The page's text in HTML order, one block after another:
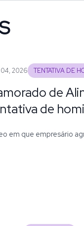
2026 TENTATIVA DE
de
de
em que empresário